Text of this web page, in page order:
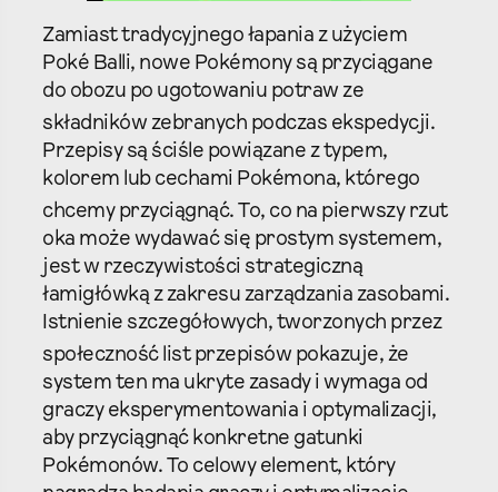
Zamiast tradycyjnego łapania z użyciem
Poké Balli, nowe Pokémony są przyciągane
do obozu po ugotowaniu potraw ze
składników zebranych podczas ekspedycji.
Przepisy są ściśle powiązane z typem,
kolorem lub cechami Pokémona, którego
chcemy przyciągnąć. To, co na pierwszy rzut
oka może wydawać się prostym systemem,
jest w rzeczywistości strategiczną
łamigłówką z zakresu zarządzania zasobami.
Istnienie szczegółowych, tworzonych przez
społeczność list przepisów pokazuje, że
system ten ma ukryte zasady i wymaga od
graczy eksperymentowania i optymalizacji,
aby przyciągnąć konkretne gatunki
Pokémonów. To celowy element, który